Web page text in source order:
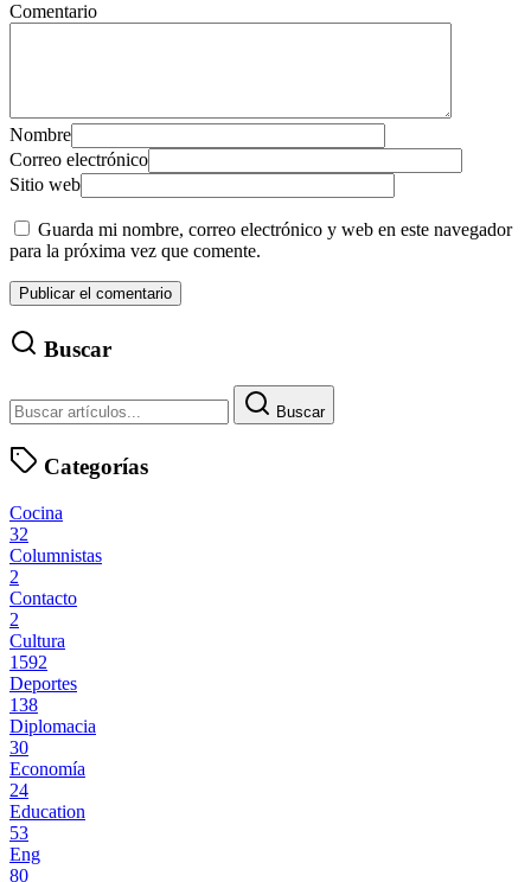
Comentario
Nombre
Correo electrónico
Sitio web
Guarda mi nombre, correo electrónico y web en este navegador
para la próxima vez que comente.
Buscar
Buscar
Categorías
Cocina
32
Columnistas
2
Contacto
2
Cultura
1592
Deportes
138
Diplomacia
30
Economía
24
Education
53
Eng
80